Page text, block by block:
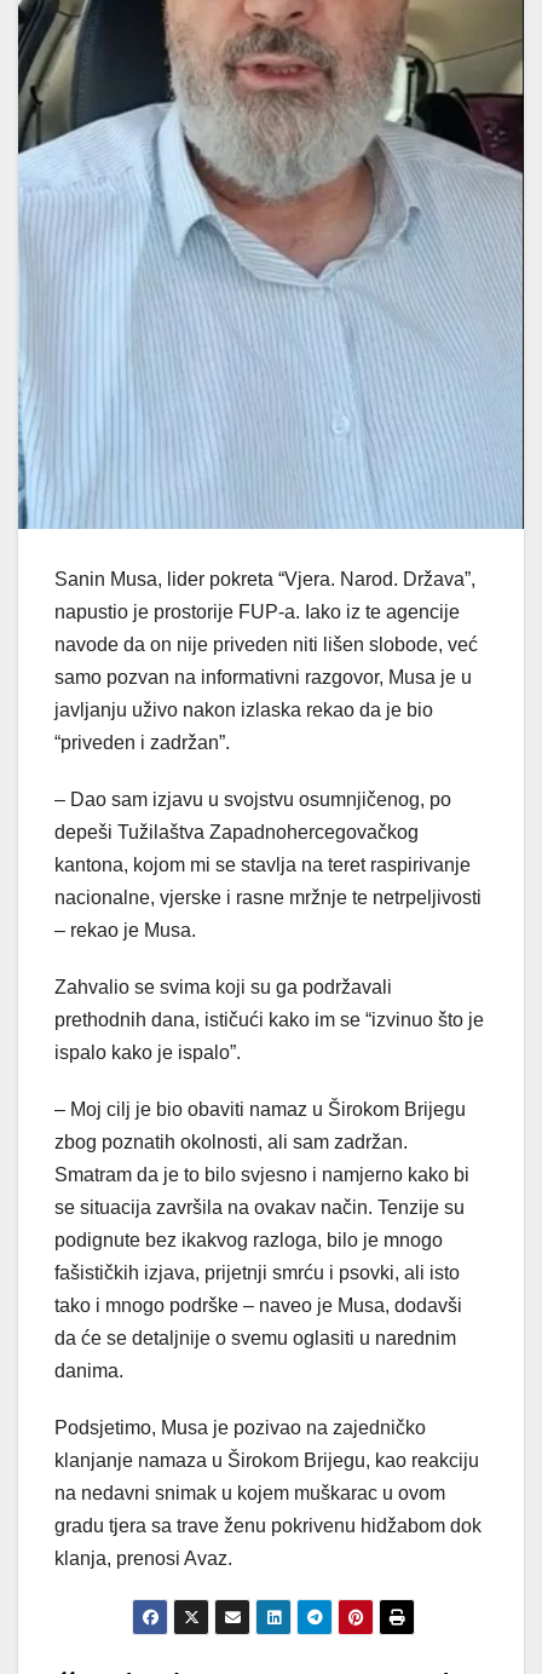
Sanin Musa, lider pokreta “Vjera. Narod. Država”,
napustio je prostorije FUP-a. Iako iz te agencije
navode da on nije priveden niti lišen slobode, već
samo pozvan na informativni razgovor, Musa je u
javljanju uživo nakon izlaska rekao da je bio
“priveden i zadržan”.
– Dao sam izjavu u svojstvu osumnjičenog, po
depeši Tužilaštva Zapadnohercegovačkog
kantona, kojom mi se stavlja na teret raspirivanje
nacionalne, vjerske i rasne mržnje te netrpeljivosti
– rekao je Musa.
Zahvalio se svima koji su ga podržavali
prethodnih dana, ističući kako im se “izvinuo što je
ispalo kako je ispalo”.
– Moj cilj je bio obaviti namaz u Širokom Brijegu
zbog poznatih okolnosti, ali sam zadržan.
Smatram da je to bilo svjesno i namjerno kako bi
se situacija završila na ovakav način. Tenzije su
podignute bez ikakvog razloga, bilo je mnogo
fašističkih izjava, prijetnji smrću i psovki, ali isto
tako i mnogo podrške – naveo je Musa, dodavši
da će se detaljnije o svemu oglasiti u narednim
danima.
Podsjetimo, Musa je pozivao na zajedničko
klanjanje namaza u Širokom Brijegu, kao reakciju
na nedavni snimak u kojem muškarac u ovom
gradu tjera sa trave ženu pokrivenu hidžabom dok
klanja, prenosi Avaz.